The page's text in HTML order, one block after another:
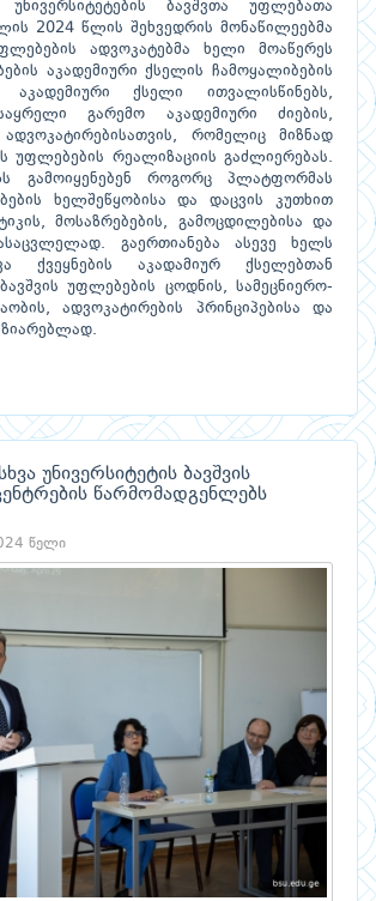
ბავშვთა უფლებათა
2024 წლის შეხვედრის მონაწილეებმა
ადვოკატებმა ხელი მოაწერეს
აკადემიური ქსელის ჩამოყალიბების
აკადემიური ქსელი ითვალისწინებს,
გარემო აკადემიური ძიების,
რომელიც მიზნად
უფლებების რეალიზაციის გაძლიერებას.
გამოიყენებენ როგორც პლატფორმას
ხელშეწყობისა და დაცვის კუთხით
მოსაზრებების, გამოცდილებისა და
გაერთიანება ასევე ხელს
ქვეყნების აკადამიურ ქსელებთან
უფლებების ცოდნის, სამეცნიერო-
ადვოკატირების პრინციპებისა და
უნივერსიტეტის ბავშვის
წარმომადგენლებს
წელი